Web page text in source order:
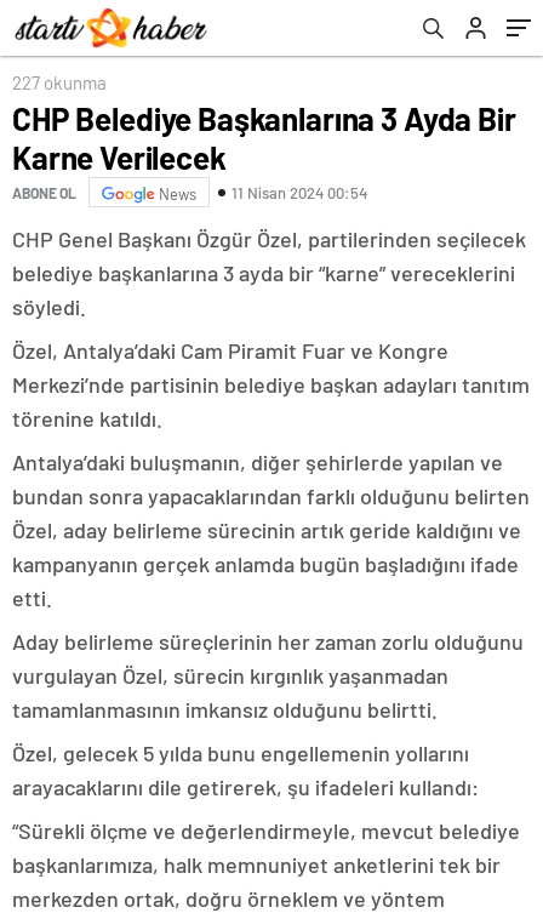
227 okunma
CHP Belediye Başkanlarına 3 Ayda Bir
Karne Verilecek
ABONE OL News 11 Nisan 2024 00:54
CHP Genel Başkanı Özgür Özel, partilerinden seçilecek
belediye başkanlarına 3 ayda bir “karne” vereceklerini
söyledi.
Özel, Antalya’daki Cam Piramit Fuar ve Kongre
Merkezi’nde partisinin belediye başkan adayları tanıtım
törenine katıldı.
Antalya’daki buluşmanın, diğer şehirlerde yapılan ve
bundan sonra yapacaklarından farklı olduğunu belirten
Özel, aday belirleme sürecinin artık geride kaldığını ve
kampanyanın gerçek anlamda bugün başladığını ifade
etti.
Aday belirleme süreçlerinin her zaman zorlu olduğunu
vurgulayan Özel, sürecin kırgınlık yaşanmadan
tamamlanmasının imkansız olduğunu belirtti.
Özel, gelecek 5 yılda bunu engellemenin yollarını
arayacaklarını dile getirerek, şu ifadeleri kullandı:
“Sürekli ölçme ve değerlendirmeyle, mevcut belediye
başkanlarımıza, halk memnuniyet anketlerini tek bir
merkezden ortak, doğru örneklem ve yöntem